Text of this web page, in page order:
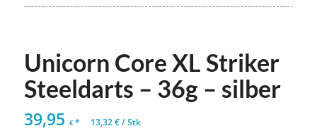
Unicorn Core XL Striker
Steeldarts – 36g – silber
39,95 €* 13,32€/Stk